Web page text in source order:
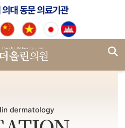
dermatology